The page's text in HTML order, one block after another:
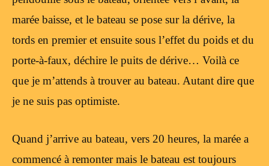
marée baisse, et le bateau se pose sur la dérive, la
tords en premier et ensuite sous l’effet du poids et du
porte-à-faux, déchire le puits de dérive… Voilà ce
que je m’attends à trouver au bateau. Autant dire que
je ne suis pas optimiste.
Quand j’arrive au bateau, vers 20 heures, la marée a
commencé à remonter mais le bateau est toujours